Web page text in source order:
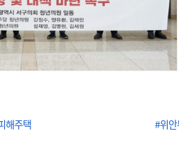
해주택 #위